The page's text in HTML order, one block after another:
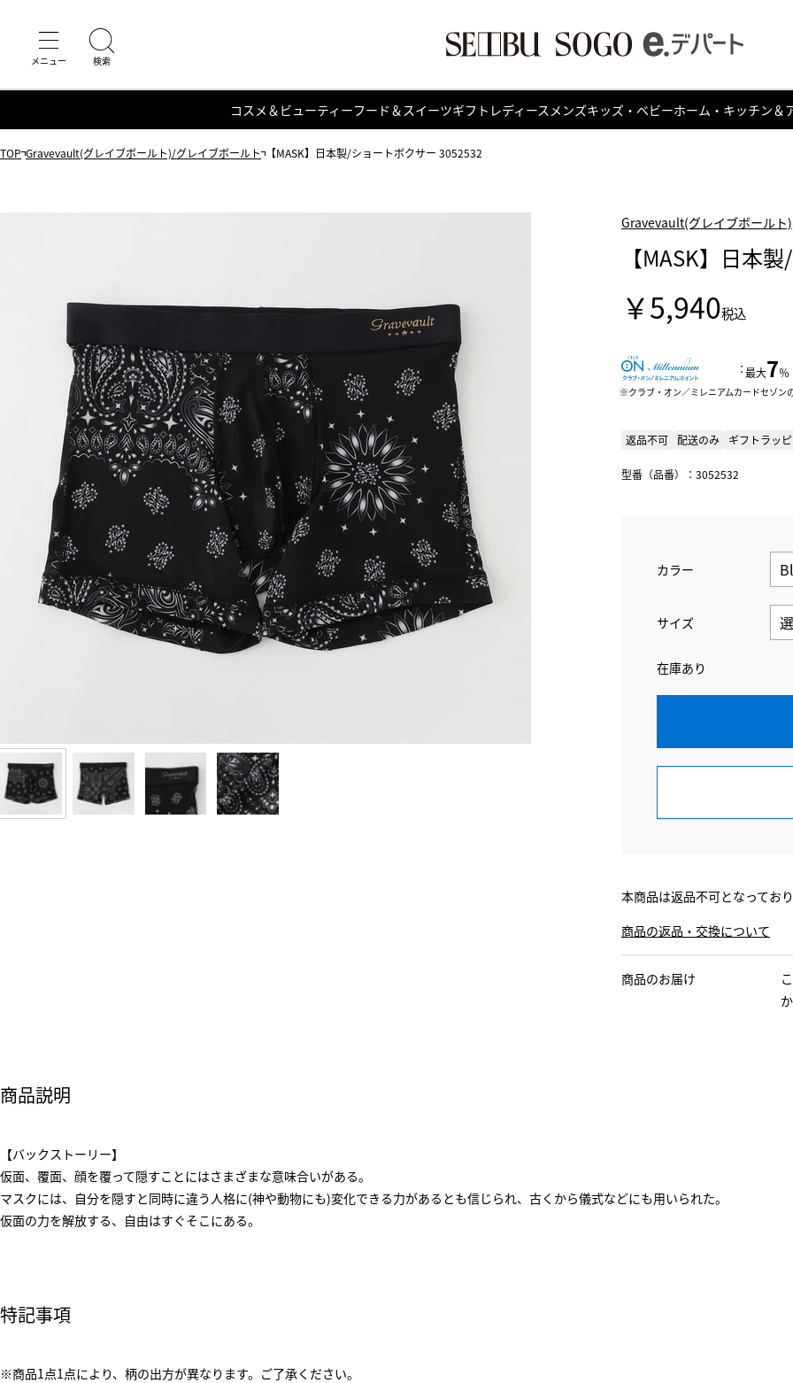
コスメ＆ビューティーフード＆スイーツギフト レディース メンズキッズ・ベビーホーム・キッチン＆
TOP Gravevault(グレイブボールト)/グレイブボールト 【MASK】日本製/ショートボクサー 3052532
Gravevault(グレイブボールト)
【MASK】日本
￥5,940税込
：最大7％
クラブ・オン／ミレニアムカードセゾン
返品不可 配送のみ ギフトラッ
型番（品番）：3052532
カラー
サイズ
在庫あり
本商品は返品不可となってお
商品の返品・交換について
商品のお届け
商品説明
【バックストーリー】
仮面、覆面、顔を覆って隠すことにはさまざまな意味合いがある。
マスクには、自分を隠すと同時に違う人格に(神や動物にも)変化できる力があるとも信じられ、古くから儀式などにも用いられた。
仮面の力を解放する、自由はすぐそこにある。
特記事項
※商品1点1点により、柄の出方が異なります。ご了承ください。